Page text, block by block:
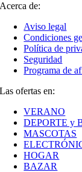
Acerca de:
Aviso legal
Condiciones
Política de
Seguridad
Programa de
Las ofertas en:
VERANO
DEPORTE y
MASCOTAS
HOGAR
BAZAR